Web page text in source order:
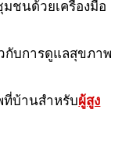
มชนด้วยเครื่องมือ
กับการดูแลสุขภาพ
บ้านสำหรับผู้สูง